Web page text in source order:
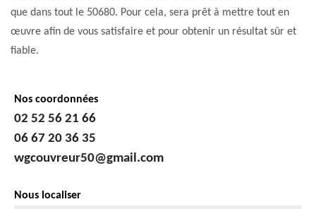
que dans tout le 50680. Pour cela, sera prêt à mettre tout en
œuvre afin de vous satisfaire et pour obtenir un résultat sûr et
fiable.
Nos coordonnées
02 52 56 21 66
06 67 20 36 35
wgcouvreur50@gmail.com
Nous localiser